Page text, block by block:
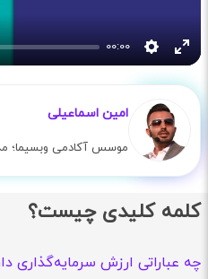
00:00
Settings
امین اسماعیلی
موسس آکادمی وبسیما؛
کلمه کلیدی چیست؟
چه عباراتی ارزش سرمایه‌گذاری